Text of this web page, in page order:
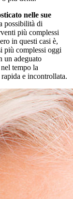
nelle sue
possibilità di
più complessi
in questi casi è,
più complessi oggi
un adeguato
tempo la
e incontrollata.